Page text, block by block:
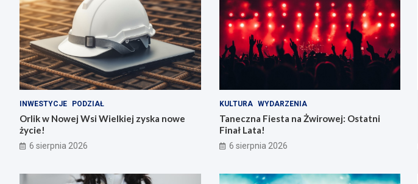
INWESTYCJE PODZIAŁ
Orlik w Nowej Wsi Wielkiej zyska nowe
życie!
6 sierpnia 2026
KULTURA WYDARZENIA
Taneczna Fiesta na Żwirowej: Ostatni
Finał Lata!
6 sierpnia 2026